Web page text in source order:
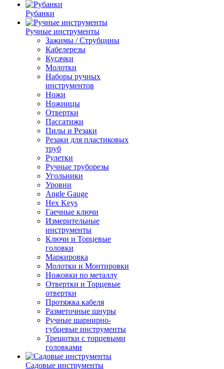
Рубанки
Ручные инструменты
Зажимы / Струбцины
Кабелерезы
Кусачки
Молотки
Наборы ручных
инструментов
Ножи
Ножницы
Отвертки
Пассатижи
Пилы и Резаки
Резаки для пластиковых
труб
Рулетки
Ручные труборезы
Угольники
Уровни
Angle Gauge
Hex Keys
Гаечные ключи
Измерительные
инструменты
Ключи и Торцевые
головки
Маркировка
Молотки и Монтировки
Ножовки по металлу
Отвертки и Торцевые
отвертки
Протяжка кабеля
Разметочные шнуры
Ручные шарнирно-
губцевые инструменты
Трещотки с торцевыми
головками
Садовые инструменты